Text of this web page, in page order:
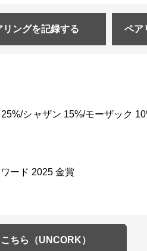
リングを記録する ペア
シャザン 15%/モーザック
ード 2025 金賞
ちら（UNCORK）